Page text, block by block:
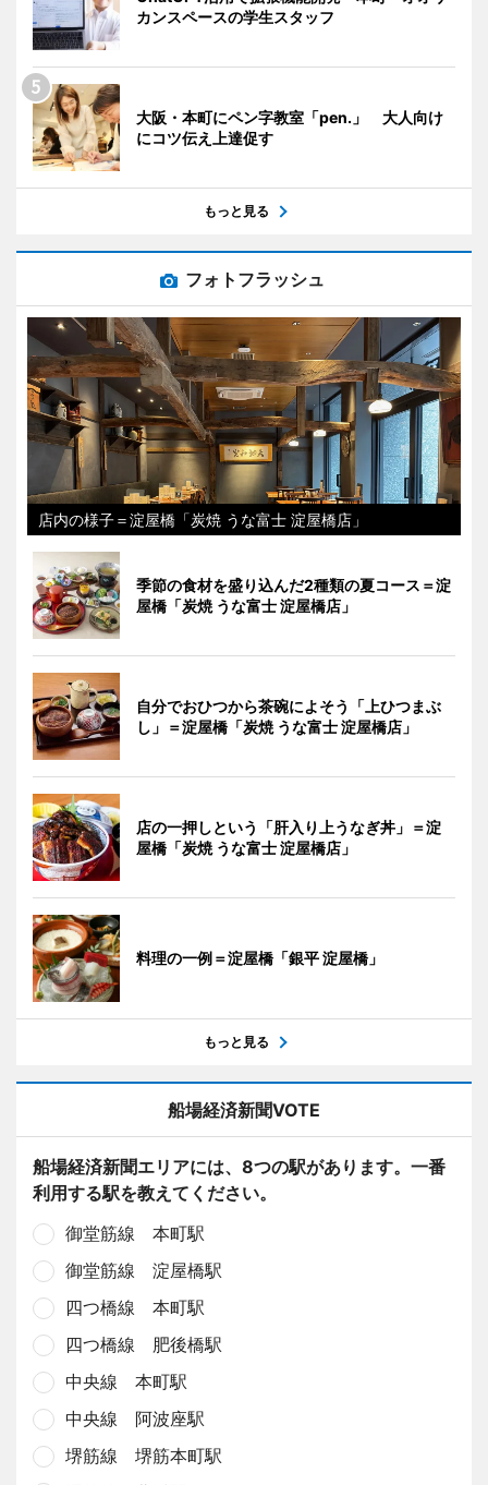
カンスペースの学生スタッフ
大阪・本町にペン字教室「pen.」 大人向け
にコツ伝え上達促す
もっと見る
フォトフラッシュ
店内の様子＝淀屋橋「炭焼 うな富士 淀屋橋店」
季節の食材を盛り込んだ2種類の夏コース＝淀
屋橋「炭焼 うな富士 淀屋橋店」
自分でおひつから茶碗によそう「上ひつまぶ
し」＝淀屋橋「炭焼 うな富士 淀屋橋店」
店の一押しという「肝入り上うなぎ丼」＝淀
屋橋「炭焼 うな富士 淀屋橋店」
料理の一例＝淀屋橋「銀平 淀屋橋」
もっと見る
船場経済新聞VOTE
船場経済新聞エリアには、8つの駅があります。一番
利用する駅を教えてください。
御堂筋線 本町駅
御堂筋線 淀屋橋駅
四つ橋線 本町駅
四つ橋線 肥後橋駅
中央線 本町駅
中央線 阿波座駅
堺筋線 堺筋本町駅